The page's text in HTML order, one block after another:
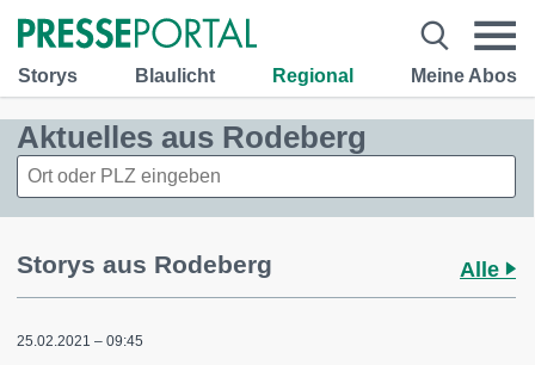
Storys Blaulicht Regional Meine Abos
Aktuelles aus Rodeberg
Storys aus Rodeberg Alle
25.02.2021 – 09:45